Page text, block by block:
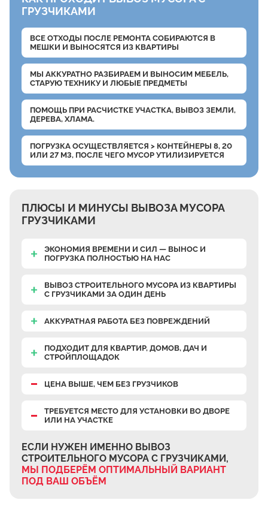
ГРУЗЧИКАМИ
ВСЕ ОТХОДЫ ПОСЛЕ РЕМОНТА СОБИРАЮТСЯ В
МЕШКИ И ВЫНОСЯТСЯ ИЗ КВАРТИРЫ
МЫ АККУРАТНО РАЗБИРАЕМ И ВЫНОСИМ МЕБЕЛЬ,
СТАРУЮ ТЕХНИКУ И ЛЮБЫЕ ПРЕДМЕТЫ
ПОМОЩЬ ПРИ РАСЧИСТКЕ УЧАСТКА, ВЫВОЗ ЗЕМЛИ,
ДЕРЕВА, ХЛАМА.
ПОГРУЗКА ОСУЩЕСТВЛЯЕТСЯ > КОНТЕЙНЕРЫ 8, 20
ИЛИ 27 М3, ПОСЛЕ ЧЕГО МУСОР УТИЛИЗИРУЕТСЯ
ПЛЮСЫ И МИНУСЫ ВЫВОЗА МУСОРА
ГРУЗЧИКАМИ
ЭКОНОМИЯ ВРЕМЕНИ И СИЛ — ВЫНОС И
ПОГРУЗКА ПОЛНОСТЬЮ НА НАС
ВЫВОЗ СТРОИТЕЛЬНОГО МУСОРА ИЗ КВАРТИРЫ
С ГРУЗЧИКАМИ ЗА ОДИН ДЕНЬ
АККУРАТНАЯ РАБОТА БЕЗ ПОВРЕЖДЕНИЙ
ПОДХОДИТ ДЛЯ КВАРТИР, ДОМОВ, ДАЧ И
СТРОЙПЛОЩАДОК
ЦЕНА ВЫШЕ, ЧЕМ БЕЗ ГРУЗЧИКОВ
ТРЕБУЕТСЯ МЕСТО ДЛЯ УСТАНОВКИ ВО ДВОРЕ
ИЛИ НА УЧАСТКЕ
ЕСЛИ НУЖЕН ИМЕННО ВЫВОЗ
СТРОИТЕЛЬНОГО МУСОРА С ГРУЗЧИКАМИ,
МЫ ПОДБЕРЁМ ОПТИМАЛЬНЫЙ ВАРИАНТ
ПОД ВАШ ОБЪЁМ